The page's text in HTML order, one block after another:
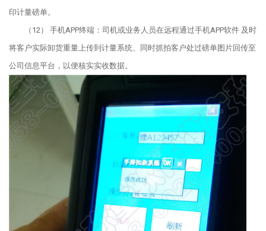
印计量磅单。
（12） 手机APP终端：司机或业务人员在远程通过手机APP软件 及时
将客户实际卸货重量上传到计量系统、同时抓拍客户处过磅单图片回传至
公司信息平台，以便核实实收数据。